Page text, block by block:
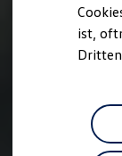
ist,